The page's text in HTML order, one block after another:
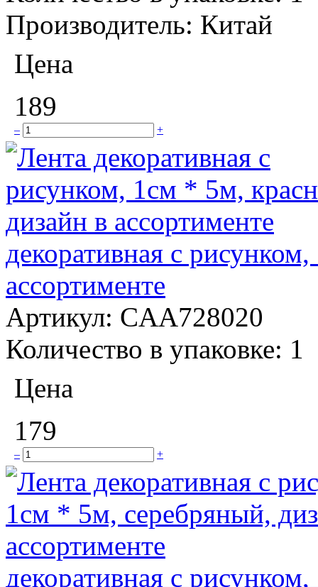
Производитель: Китай
Цена
189
– +
декоративная с
ассортименте
Артикул: CAA728020
Количество в упаковке: 1
Цена
179
– +
декоративная с